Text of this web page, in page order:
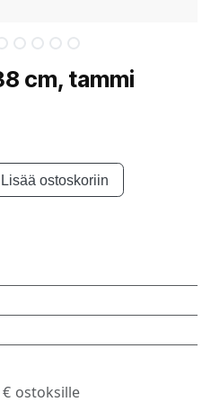
cm, tammi
Lisää ostoskoriin
ostoksille